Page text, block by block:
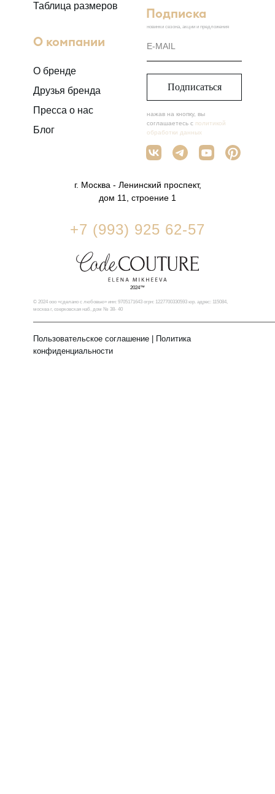
© 2024 ооо «сделано с любовью» инн: 9705171643 огрн: 1227700330593 юр. адрес: 115084,
москва г, озерковская наб, дом № 38- 40
Таблица размеров
О бренде
Друзья бренда
Пресса о нас
Блог
Пользовательское соглашение
Политика
конфиденциальности
О компании
Подписаться
2024™
Подписка
нажав на кнопку, вы
соглашаетесь с политикой
обработки данных
новинки сезона, акции и предложения
г. Москва - Ленинский проспект,
дом 11, строение 1
+7 (993) 925 62-57